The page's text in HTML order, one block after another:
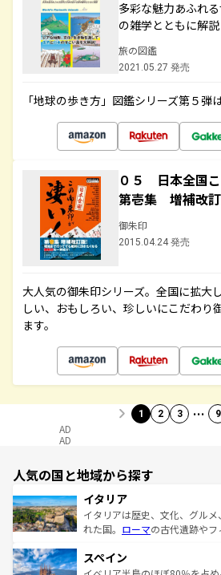
多彩な魅力あふれ
の雑学とともに解説
旅の図鑑
2021.05.27 発売
「地球の歩き方」図鑑シリーズ第５弾
０５ 日本全国
第壱集 増補改
御朱印
2015.04.24 発売
大人気の御朱印シリーズ。全国に拡大
しい、おもしろい、珍しいにこだわり
ます。
1 2 3 … 9
AD
AD
人気の国と地域から探す
イタリア
イタリアは歴史、文化、グル
れた国。 ローマの古代遺跡や
ろん、トスカーナの美しい田園
景など、自然景観も見逃せな
スペイン